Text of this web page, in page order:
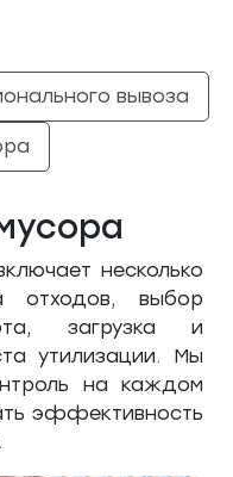
вывоза
несколько
отходов, выбор
загрузка и
утилизации. Мы
на каждом
эффективность